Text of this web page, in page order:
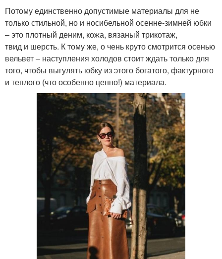
Потому единственно допустимые материалы для не
только стильной, но и носибельной осенне-зимней юбки
– это плотный деним, кожа, вязаный трикотаж,
твид и шерсть. К тому же, о чень круто смотрится осенью
вельвет – наступления холодов стоит ждать только для
того, чтобы выгулять юбку из этого богатого, фактурного
и теплого (что особенно ценно!) материала.